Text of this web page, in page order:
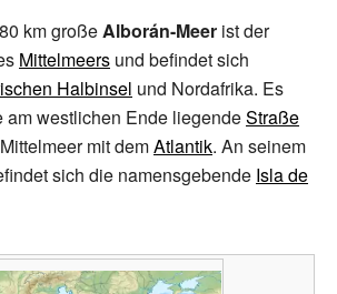
km großeAlborán-Meer ist der
Mittelmeers und befindet sich
Halbinsel und Nordafrika. Es
am westlichen Ende liegendeStraße
mit demAtlantik. An seinem
sich die namensgebende Isla de